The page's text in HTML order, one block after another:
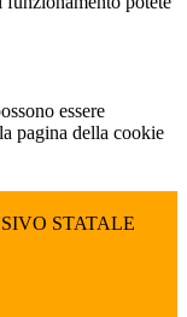
essere
pagina della cookie
STATALE